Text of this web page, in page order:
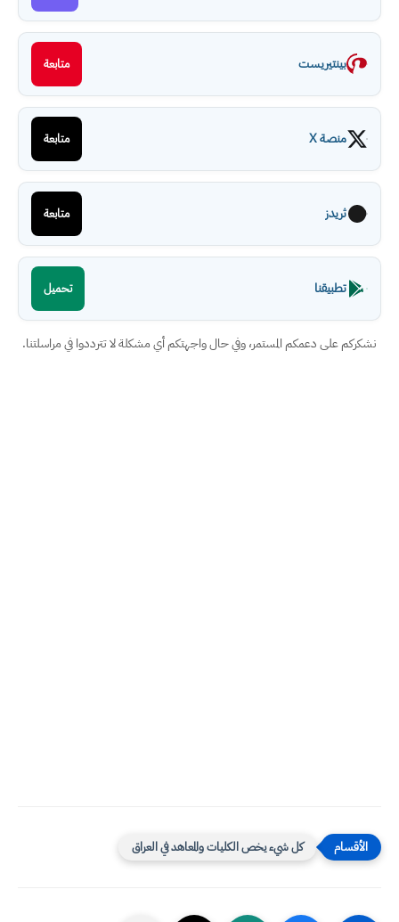
بينتيريست متابعة
منصة X متابعة
ثريدز متابعة
تطبيقنا تحميل
نشكركم على دعمكم المستمر، وفي حال واجهتكم أي مشكلة لا تترددوا في مراسلتنا.
كل شيء يخص الكليات والمعاهد في العراق